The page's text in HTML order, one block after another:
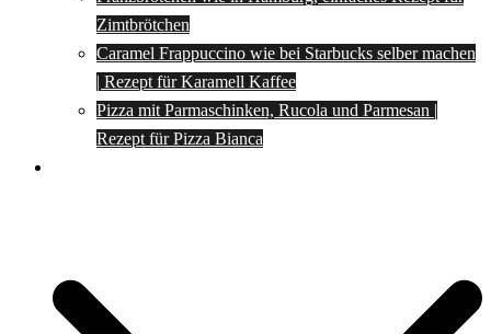
Zimtbrötchen
Caramel Frappuccino wie bei Starbucks selber machen
| Rezept für Karamell Kaffee
Pizza mit Parmaschinken, Rucola und Parmesan |
Rezept für Pizza Bianca